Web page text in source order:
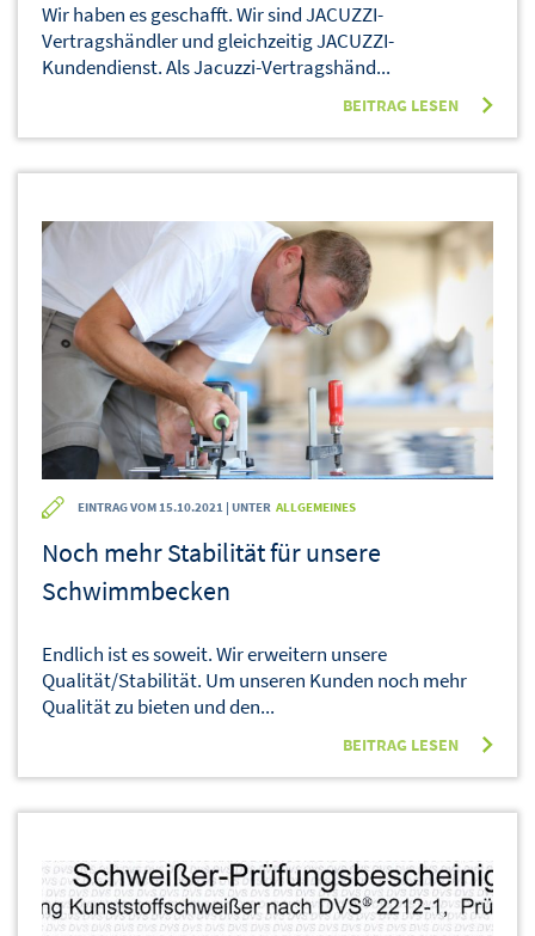
Wir haben es geschafft. Wir sind JACUZZI-
Vertragshändler und gleichzeitig JACUZZI-
Kundendienst. Als Jacuzzi-Vertragshänd...
BEITRAG LESEN
EINTRAG VOM 15.10.2021 | UNTER ALLGEMEINES
Noch mehr Stabilität für unsere
Schwimmbecken
Endlich ist es soweit. Wir erweitern unsere
Qualität/Stabilität. Um unseren Kunden noch mehr
Qualität zu bieten und den...
BEITRAG LESEN